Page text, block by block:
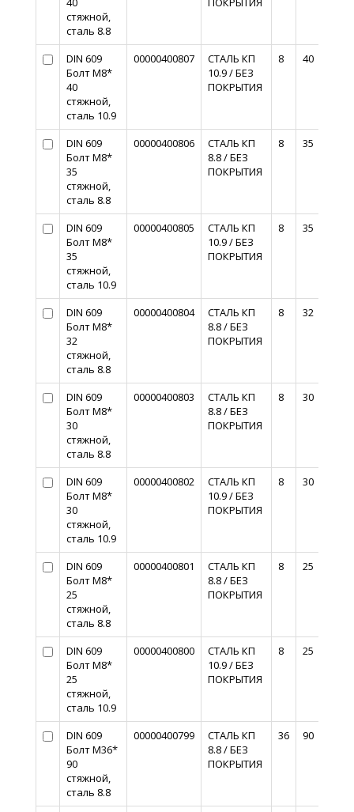
стяжной,
сталь 8.8
DIN 609
Болт М8*
40
стяжной,
сталь 10.9
00000400807
СТАЛЬ КП
10.9 / БЕЗ
ПОКРЫТИЯ
8 40
DIN 609
Болт М8*
35
стяжной,
сталь 8.8
00000400806
СТАЛЬ КП
8.8 / БЕЗ
ПОКРЫТИЯ
8 35
DIN 609
Болт М8*
35
стяжной,
сталь 10.9
00000400805
СТАЛЬ КП
10.9 / БЕЗ
ПОКРЫТИЯ
8 35
DIN 609
Болт М8*
32
стяжной,
сталь 8.8
00000400804
СТАЛЬ КП
8.8 / БЕЗ
ПОКРЫТИЯ
8 32
DIN 609
Болт М8*
30
стяжной,
сталь 8.8
00000400803
СТАЛЬ КП
8.8 / БЕЗ
ПОКРЫТИЯ
8 30
DIN 609
Болт М8*
30
стяжной,
сталь 10.9
00000400802
СТАЛЬ КП
10.9 / БЕЗ
ПОКРЫТИЯ
8 30
DIN 609
Болт М8*
25
стяжной,
сталь 8.8
00000400801
СТАЛЬ КП
8.8 / БЕЗ
ПОКРЫТИЯ
8 25
DIN 609
Болт М8*
25
стяжной,
сталь 10.9
00000400800
СТАЛЬ КП
10.9 / БЕЗ
ПОКРЫТИЯ
8 25
DIN 609
Болт М36*
90
стяжной,
сталь 8.8
00000400799
СТАЛЬ КП
8.8 / БЕЗ
ПОКРЫТИЯ
36 90